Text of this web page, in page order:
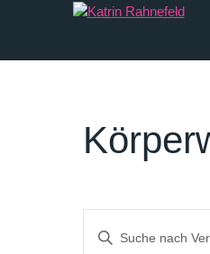
Suche
Bitte